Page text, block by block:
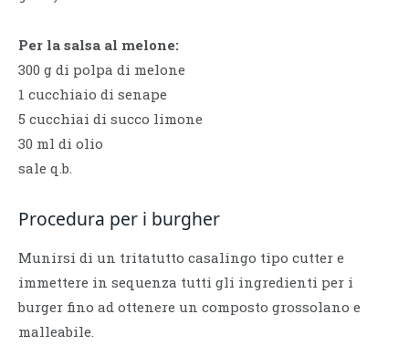
Per la salsa al melone:
300 g di polpa di melone
1 cucchiaio di senape
5 cucchiai di succo limone
30 ml di olio
sale q.b.
Procedura per i burgher
Munirsi di un tritatutto casalingo tipo cutter e
immettere in sequenza tutti gli ingredienti per i
burger fino ad ottenere un composto grossolano e
malleabile.